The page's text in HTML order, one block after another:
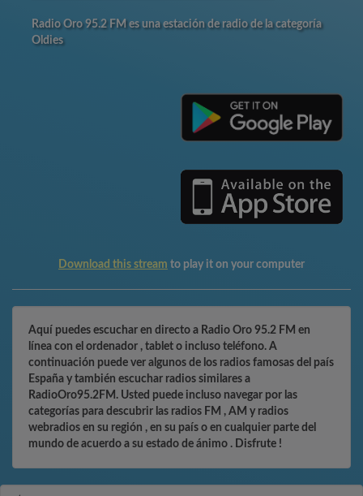
Radio Oro 95.2 FM es una estación de radio de la categoría
Oldies
Download this stream to play it on your computer
Aquí puedes escuchar en directo a Radio Oro 95.2 FM en
línea con el ordenador , tablet o incluso teléfono. A
continuación puede ver algunos de los radios famosas del país
España y también escuchar radios similares a
RadioOro95.2FM. Usted puede incluso navegar por las
categorías para descubrir las radios FM , AM y radios
webradios en su región , en su país o en cualquier parte del
mundo de acuerdo a su estado de ánimo . Disfrute !